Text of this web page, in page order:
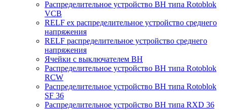
Распределительное устройство ВН типа Rotoblok
VCB
RELF ex распределительное устройство среднего
напряжения
RELF распределительное устройство среднего
напряжения
Ячейки с выключателем ВН
Распределительное устройство ВН типа Rotoblok
RCW
Распределительное устройство ВН типа Rotoblok
SF 36
Распределительное устройство ВН типа RXD 36